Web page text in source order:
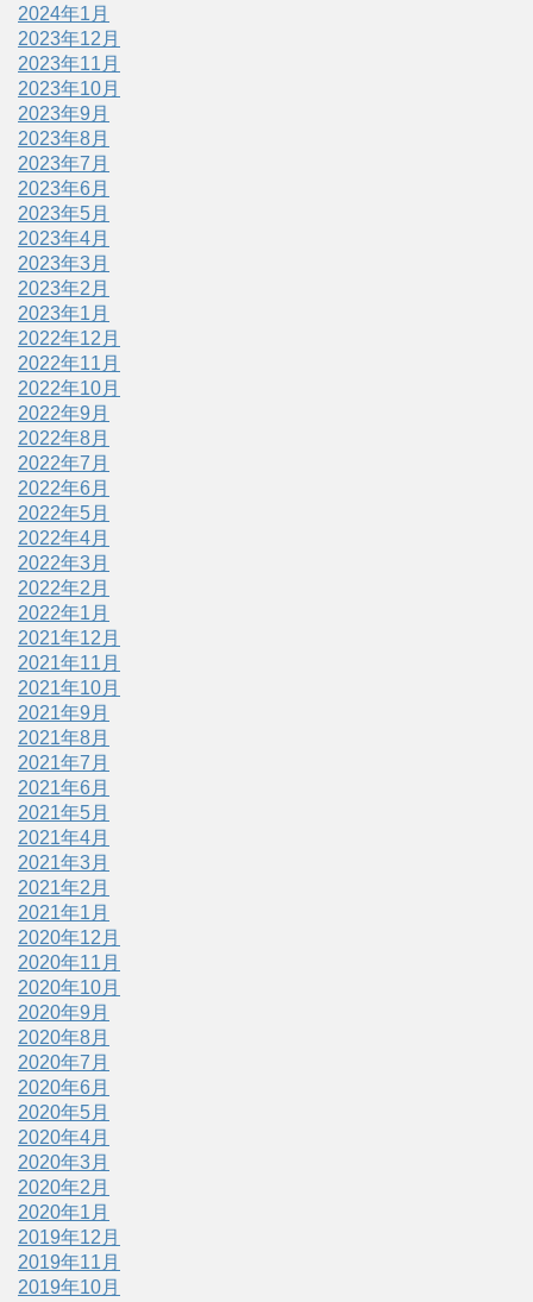
2024年1月
2023年12月
2023年11月
2023年10月
2023年9月
2023年8月
2023年7月
2023年6月
2023年5月
2023年4月
2023年3月
2023年2月
2023年1月
2022年12月
2022年11月
2022年10月
2022年9月
2022年8月
2022年7月
2022年6月
2022年5月
2022年4月
2022年3月
2022年2月
2022年1月
2021年12月
2021年11月
2021年10月
2021年9月
2021年8月
2021年7月
2021年6月
2021年5月
2021年4月
2021年3月
2021年2月
2021年1月
2020年12月
2020年11月
2020年10月
2020年9月
2020年8月
2020年7月
2020年6月
2020年5月
2020年4月
2020年3月
2020年2月
2020年1月
2019年12月
2019年11月
2019年10月